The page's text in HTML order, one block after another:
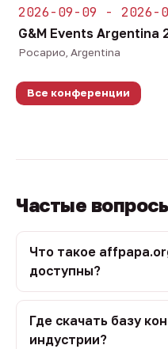
2026-09-09 - 2026-
G&M Events Argentina
Росарио, Argentina
Все конференции
Частые
Что такое
доступны?
Где скачать базу
индустрии?